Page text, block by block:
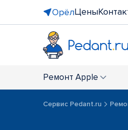
ОрёлЦены
Ремонт Apple
Сервис Pedant.ru